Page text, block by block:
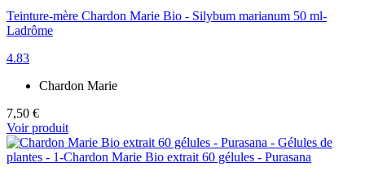
Teinture-mère Chardon Marie Bio - Silybum marianum 50 ml-
Ladrôme
4.83
Chardon Marie
7,50 €
Voir produit